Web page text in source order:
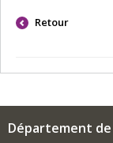
Retour
Département de